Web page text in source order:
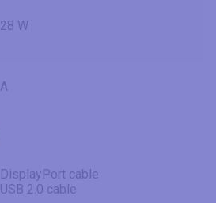
28 W
A
DisplayPort cable
USB 2.0 cable